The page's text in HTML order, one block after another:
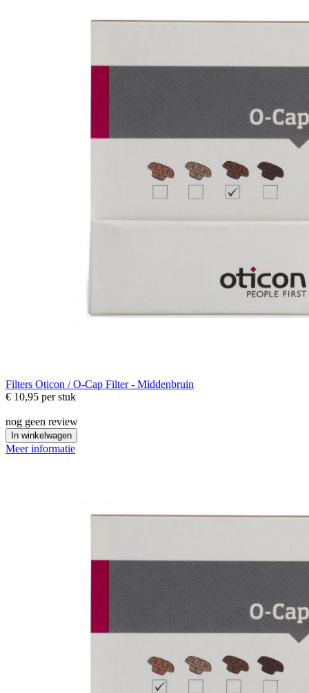
Filters Oticon / O-Cap Filter - Middenbruin
€ 10,95 per stuk
nog geen review
In winkelwagen
Meer informatie